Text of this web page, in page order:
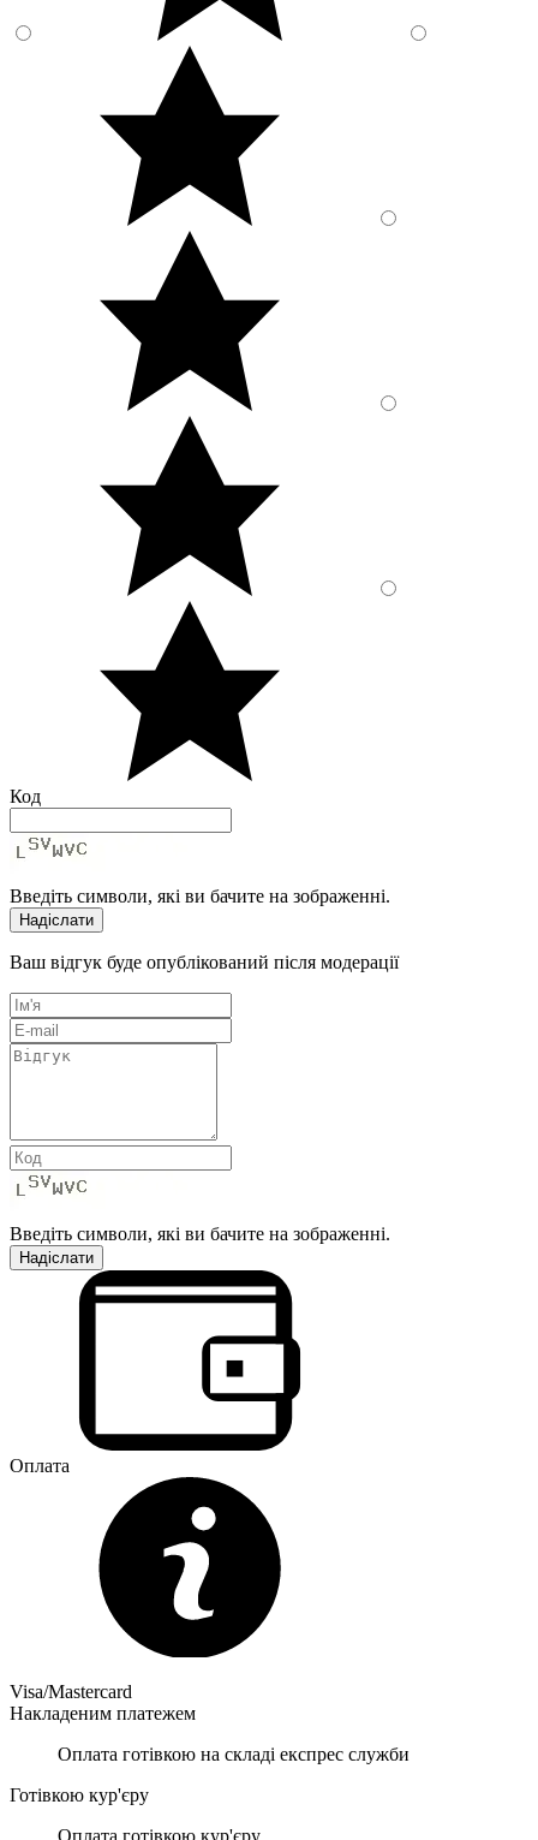
Код
Введіть символи, які ви бачите на зображенні.
Надіслати
Ваш відгук буде опублікований після модерації
Введіть символи, які ви бачите на зображенні.
Надіслати
Оплата
Visa/Mastercard
Накладеним платежем
Оплата готівкою на складі експрес служби
Готівкою кур'єру
Оплата готівкою кур'єру